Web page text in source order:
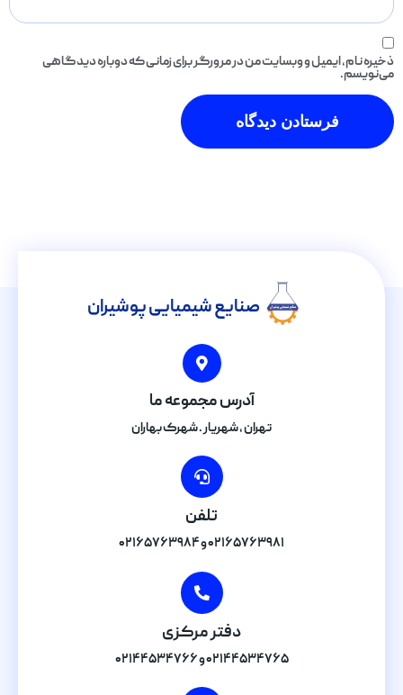
ذخیره نام، ایمیل و وبسایت من در مرورگر برای زمانی که دوباره دیدگاهی
می‌نویسم.
صنایع شیمیایی پوشیران
آدرس مجموعه ما
تهران , شهریار . شهرک بهاران
تلفن
۰۲۱۶۵۷۶۳۹۸۱ و ۰۲۱۶۵۷۶۳۹۸۴
دفتر مرکزی
۰۲۱۴۴۵۳۴۷۶۵ و ۰۲۱۴۴۵۳۴۷۶۶